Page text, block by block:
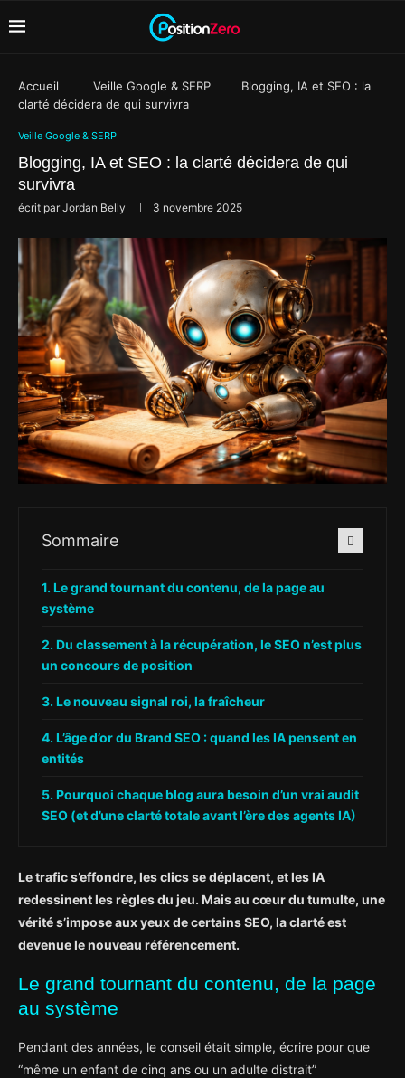
Accueil Veille Google & SERP
Blogging, IA et SEO : la
clarté décidera de qui survivra
Veille Google & SERP
Blogging, IA et SEO : la clarté décidera de qui
survivra
écrit parJordan Belly 3 novembre 2025
Sommaire
Le grand tournant du contenu, de la page au
système
Du classement à la récupération, le SEO n’est plus
un concours de position
Le nouveau signal roi, la fraîcheur
L’âge d’or du Brand SEO : quand les IA pensent en
entités
Pourquoi chaque blog aura besoin d’un vrai audit
SEO (et d’une clarté totale avant l’ère des agents IA)
Le trafic s’effondre, les clics se déplacent, et les IA
redessinent les règles du jeu. Mais au cœur du tumulte, une
vérité s’impose aux yeux de certains SEO, la clarté est
devenue le nouveau référencement.
Le grand tournant du contenu, de la page
au système
Pendant des années, le conseil était simple, écrire pour que
“même un enfant de cinq ans ou un adulte distrait”